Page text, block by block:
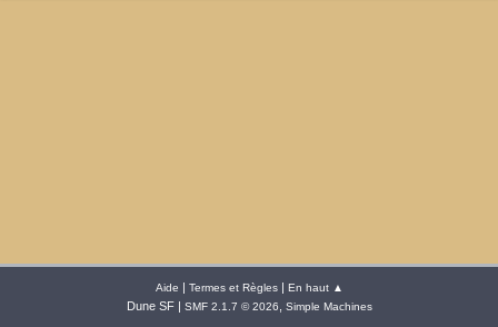
Aide | Termes et Règles| En haut ▲
Dune SF | SMF 2.1.7 © 2026 Simple Machines